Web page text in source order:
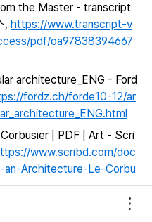
the Master - transcript
, https://www.transcript-v
pdf/oa97838394667
architecture_ENG - Ford
fordz.ch/forde10-12/ar
| PDF | Art - Scri
www.scribd.com/doc
Architecture-Le-Corbu
12월 5, 2025